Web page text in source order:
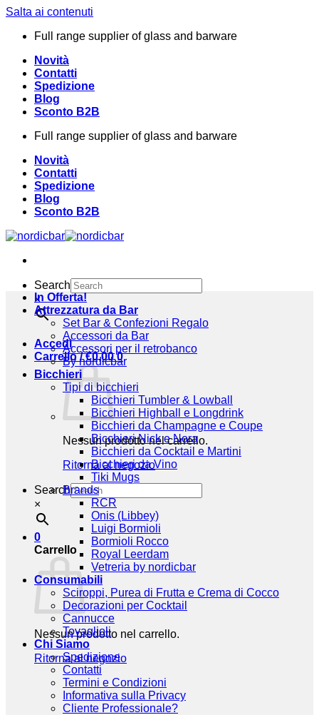
Salta ai contenuti
Full range supplier of glass and barware
Novità
Contatti
Spedizione
Blog
Sconto B2B
Full range supplier of glass and barware
Novità
Contatti
Spedizione
Blog
Sconto B2B
Search
×
Accedi
Carrello /€0,00 0
Nessun prodotto nel carrello.
Ritorna al negozio
Search
×
0
Carrello
Nessun prodotto nel carrello.
Ritorna al negozio
In Offerta!
Attrezzatura da Bar
Set Bar & Confezioni Regalo
Accessori da Bar
Accessori per il retrobanco
By nordicbar
Bicchieri
Tipi di bicchieri
Bicchieri Tumbler & Lowball
Bicchieri Highball e Longdrink
Bicchieri da Champagne e Coupe
Bicchieri Nick e Nora
Bicchieri da Cocktail e Martini
Bicchieri da Vino
Tiki Mugs
Brands
RCR
Onis (Libbey)
Luigi Bormioli
Bormioli Rocco
Royal Leerdam
Vetreria by nordicbar
Consumabili
Sciroppi, Purea di Frutta e Crema di Cocco
Decorazioni per Cocktail
Cannucce
Tovaglioli
Chi Siamo
Spedizione
Contatti
Termini e Condizioni
Informativa sulla Privacy
Cliente Professionale?